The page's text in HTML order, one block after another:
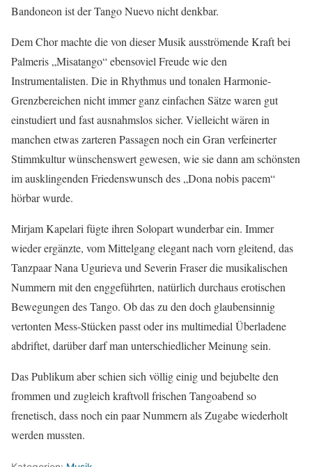
Bandoneon ist der Tango Nuevo nicht denkbar.
Dem Chor machte die von dieser Musik ausströmende Kraft bei
Palmeris „Misatango“ ebensoviel Freude wie den
Instrumentalisten. Die in Rhythmus und tonalen Harmonie-
Grenzbereichen nicht immer ganz einfachen Sätze waren gut
einstudiert und fast ausnahmslos sicher. Vielleicht wären in
manchen etwas zarteren Passagen noch ein Gran verfeinerter
Stimmkultur wünschenswert gewesen, wie sie dann am schönsten
im ausklingenden Friedenswunsch des „Dona nobis pacem“
hörbar wurde.
Mirjam Kapelari fügte ihren Solopart wunderbar ein. Immer
wieder ergänzte, vom Mittelgang elegant nach vorn gleitend, das
Tanzpaar Nana Ugurieva und Severin Fraser die musikalischen
Nummern mit den enggeführten, natürlich durchaus erotischen
Bewegungen des Tango. Ob das zu den doch glaubensinnig
vertonten Mess-Stücken passt oder ins multimedial Überladene
abdriftet, darüber darf man unterschiedlicher Meinung sein.
Das Publikum aber schien sich völlig einig und bejubelte den
frommen und zugleich kraftvoll frischen Tangoabend so
frenetisch, dass noch ein paar Nummern als Zugabe wiederholt
werden mussten.